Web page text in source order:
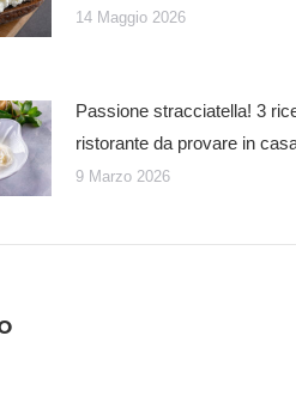
14 Maggio 2026
Passione stracciatella! 3
ristorante da provare in
9 Marzo 2026